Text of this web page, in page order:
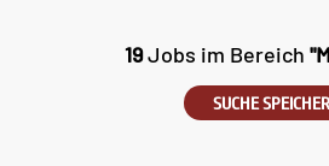
19Jobs im Bereich
SUCHE